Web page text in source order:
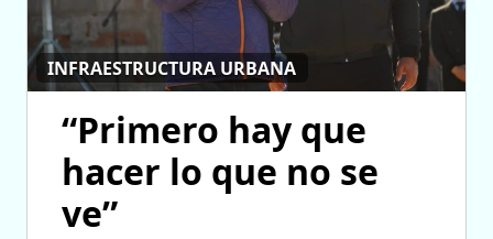
INFRAESTRUCTURA URBANA
“Primero hay que
hacer lo que no se
ve”